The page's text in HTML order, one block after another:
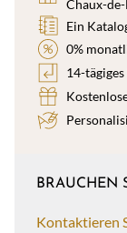
Chaux-
Ein
0%
14-
BRAUCHEN
Kontaktieren